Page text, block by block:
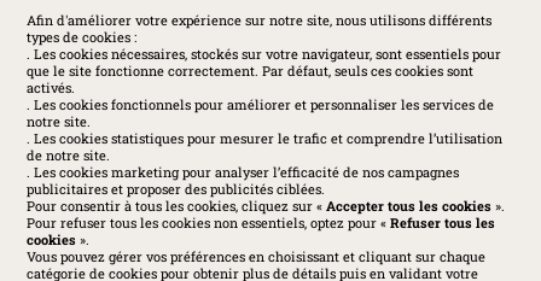
Afin d'améliorer votre expérience sur notre site, nous utilisons différents
types de cookies :
. Les cookies nécessaires, stockés sur votre navigateur, sont essentiels pour
que le site fonctionne correctement. Par défaut, seuls ces cookies sont
activés.
. Les cookies fonctionnels pour améliorer et personnaliser les services de
notre site.
. Les cookies statistiques pour mesurer le trafic et comprendre l’utilisation
de notre site.
. Les cookies marketing pour analyser l’efficacité de nos campagnes
publicitaires et proposer des publicités ciblées.
Pour consentir à tous les cookies, cliquez sur « Accepter tous les cookies».
Pour refuser tous les cookies non essentiels, optez pour « Refuser tous les
cookies».
Vous pouvez gérer vos préférences en choisissant et cliquant sur chaque
catégorie de cookies pour obtenir plus de détails puis en validant votre
SOCIAL